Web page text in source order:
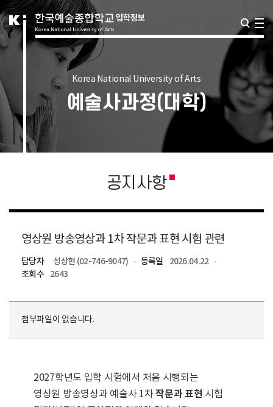
Korea National University of Arts
예술사과정(대학)
공지사항
영상원 방송영상과 1차 작문과 표현 시험 관련
담당자 성상현 (02-746-9047) 등록일
2026.04.22
조회수
2643
첨부파일이 없습니다.
2027학년도 입학 시험에서 처음 시행되는
영상원 방송영상과 예술사 1차작문과 표현 시험